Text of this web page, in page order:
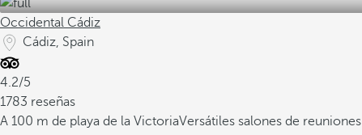
Occidental Cádiz
Cádiz, Spain
4.2/5
1783 reseñas
A 100 m de playa de la VictoriaVersátiles salones de reuniones